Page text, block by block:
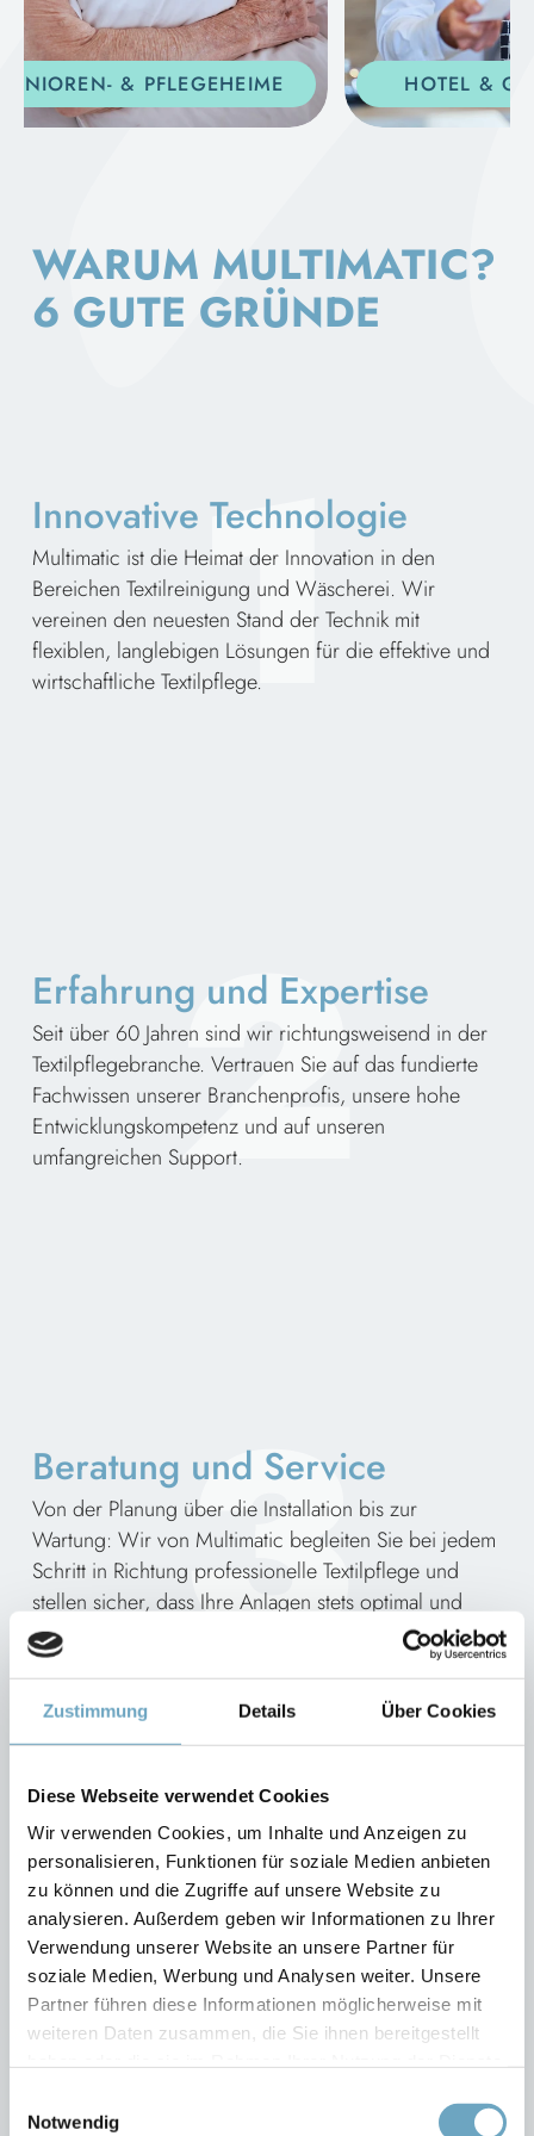
Zustimmung Details Über Cookies
Diese Webseite verwendet Cookies
Wir verwenden Cookies, um Inhalte und Anzeigen zu
personalisieren, Funktionen für soziale Medien anbieten
zu können und die Zugriffe auf unsere Website zu
analysieren. Außerdem geben wir Informationen zu Ihrer
Verwendung unserer Website an unsere Partner für
soziale Medien, Werbung und Analysen weiter. Unsere
Partner führen diese Informationen möglicherweise mit
weiteren Daten zusammen, die Sie ihnen bereitgestellt
Notwendig
& PFLEGEHEIME HOTEL &
WARUM MULTIMATIC?
6 GUTE GRÜNDE
1
Innovative Technologie
Multimatic ist die Heimat der Innovation in den
Bereichen Textilreinigung und Wäscherei. Wir
vereinen den neuesten Stand der Technik mit
flexiblen, langlebigen Lösungen für die effektive und
wirtschaftliche Textilpflege.
2
Erfahrung und Expertise
Seit über 60 Jahren sind wir richtungsweisend in der
Textilpflegebranche. Vertrauen Sie auf das fundierte
Fachwissen unserer Branchenprofis, unsere hohe
Entwicklungskompetenz und auf unseren
umfangreichen Support.
3
Beratung und Service
Von der Planung über die Installation bis zur
Wartung: Wir von Multimatic begleiten Sie bei jedem
Schritt in Richtung professionelle Textilpflege und
stellen sicher, dass Ihre Anlagen stets optimal und
ressourcenschonend funktionieren.
4
Kundennähe
Beste Erreichbarkeit durch Kundenberater und
Service in Ihrer Nähe. Unsere Experten garantieren
Ihnen flexible und schnelle Reaktionen auf Ihre
individuellen Bedürfnisse und Anforderungen.